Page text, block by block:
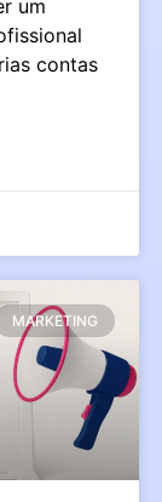
um
contas
MARKETING